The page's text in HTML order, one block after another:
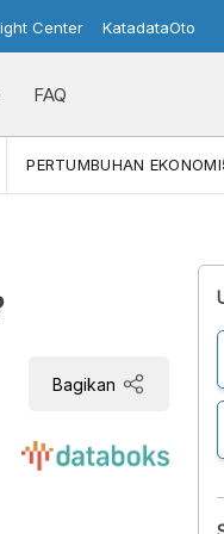
Center KatadataOto
FAQ
PERTUMBUHAN EKONOMI
Bagikan